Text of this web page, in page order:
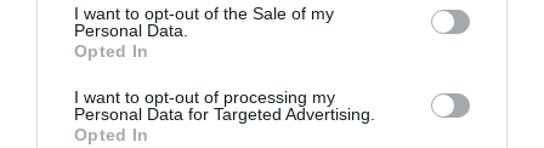
I want to opt-out of the Sale of my
Personal Data.
Opted In
I want to opt-out of processing my
Personal Data for Targeted Advertising.
Opted In
profesiones sanitarias.
valencianas, preocupadas por el
desabastecimiento de las farmacias